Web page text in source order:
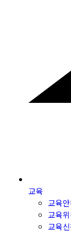
교육
교육
교육
교육